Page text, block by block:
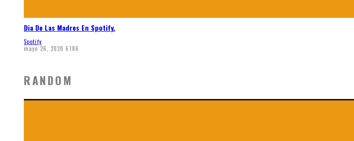
Dia De Las Madres En Spotify.
Spotify
mayo 26, 2020 6186
RANDOM